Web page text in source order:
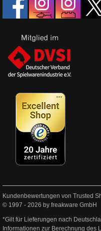
Kundenbewertungen von Trusted
© 1997 - 2026 by freakware GmbH
*Gilt für Lieferungen nach
Informationen zur Berechnung des